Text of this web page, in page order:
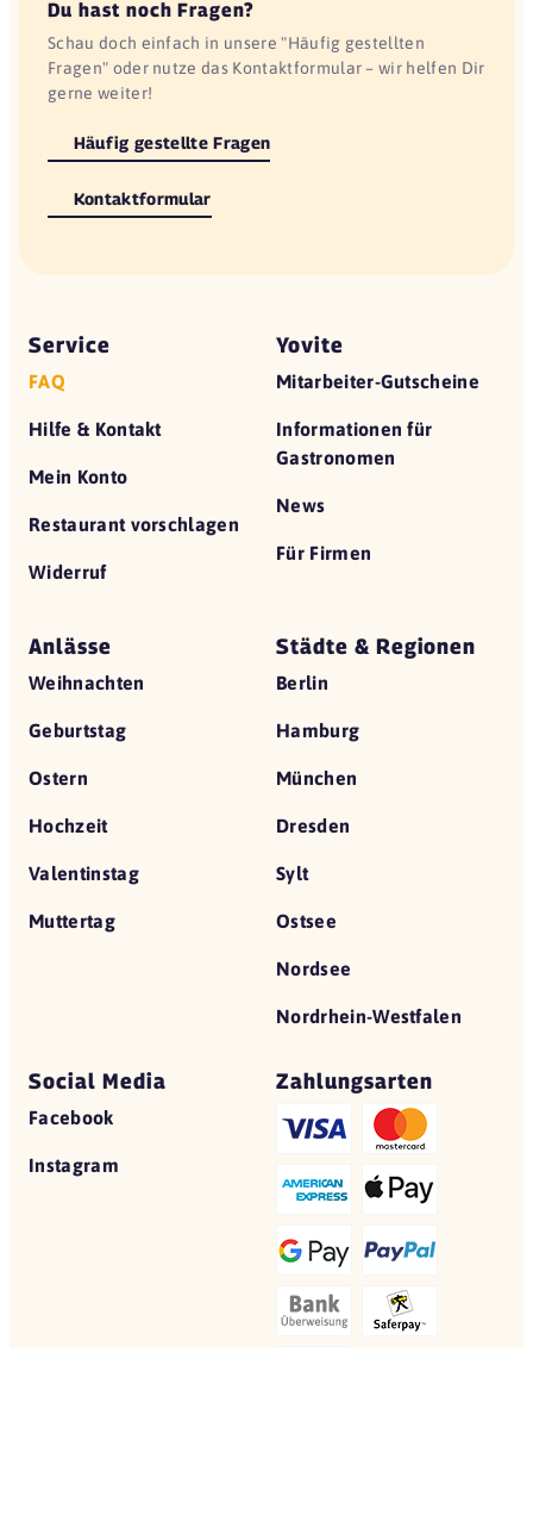
Du hast noch Fragen?
Schau doch einfach in unsere "Häufig gestellten
Fragen" oder nutze das Kontaktformular – wir helfen Dir
gerne weiter!
Häufig gestellte Fragen
Kontaktformular
Service
FAQ
Hilfe & Kontakt
Mein Konto
Restaurant vorschlagen
Widerruf
Yovite
Mitarbeiter-Gutscheine
Informationen für
Gastronomen
News
Für Firmen
Anlässe
Weihnachten
Geburtstag
Ostern
Hochzeit
Valentinstag
Muttertag
Städte & Regionen
Berlin
Hamburg
München
Dresden
Sylt
Ostsee
Nordsee
Nordrhein-Westfalen
Social Media
Facebook
Instagram
Zahlungsarten